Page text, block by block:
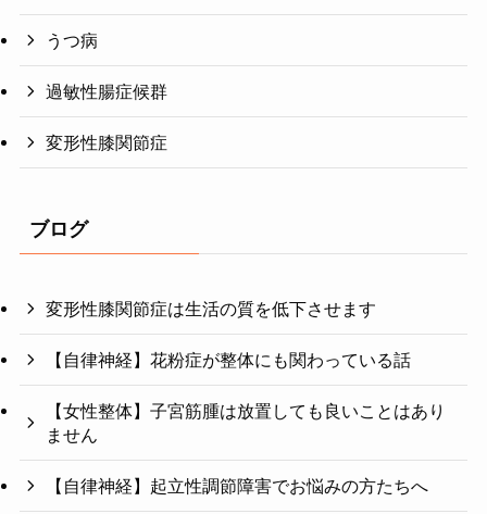
うつ病
過敏性腸症候群
変形性膝関節症
ブログ
変形性膝関節症は生活の質を低下させます
【自律神経】花粉症が整体にも関わっている話
【女性整体】子宮筋腫は放置しても良いことはあり
ません
【自律神経】起立性調節障害でお悩みの方たちへ